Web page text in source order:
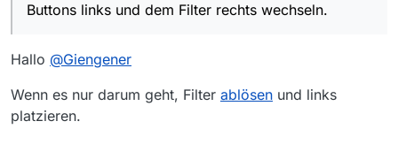
Buttons links und dem Filter rechts wechseln.
Hallo @Giengener
Wenn es nur darum geht, Filter ablösen und links
platzieren.